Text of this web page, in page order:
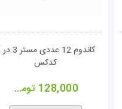
کدکس
128,000 تومان